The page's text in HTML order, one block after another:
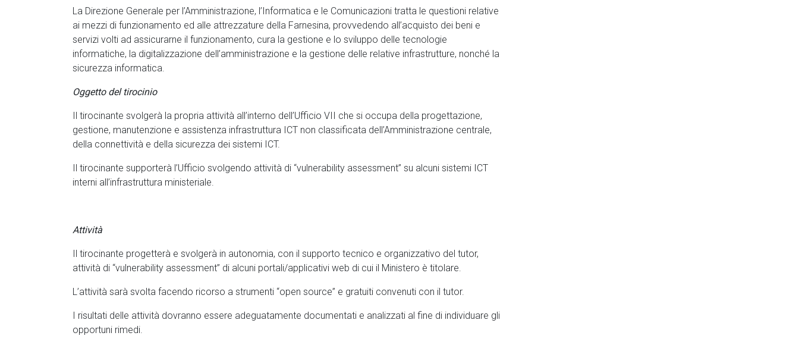
La Direzione Generale per l’Amministrazione, l’Informatica e le Comunicazioni tratta le questioni relative
ai mezzi di funzionamento ed alle attrezzature della Farnesina, provvedendo all’acquisto dei beni e
servizi volti ad assicurarne il funzionamento, cura la gestione e lo sviluppo delle tecnologie
informatiche, la digitalizzazione dell’amministrazione e la gestione delle relative infrastrutture, nonché la
sicurezza informatica.
Oggetto del tirocinio
Il tirocinante svolgerà la propria attività all’interno dell’Ufficio VII che si occupa della progettazione,
gestione, manutenzione e assistenza infrastruttura ICT non classificata dell’Amministrazione centrale,
della connettività e della sicurezza dei sistemi ICT.
Il tirocinante supporterà l’Ufficio svolgendo attività di “vulnerability assessment” su alcuni sistemi ICT
interni all’infrastruttura ministeriale.
Attività
Il tirocinante progetterà e svolgerà in autonomia, con il supporto tecnico e organizzativo del tutor,
attività di “vulnerability assessment” di alcuni portali/applicativi web di cui il Ministero è titolare.
L’attività sarà svolta facendo ricorso a strumenti “open source” e gratuiti convenuti con il tutor.
I risultati delle attività dovranno essere adeguatamente documentati e analizzati al fine di individuare gli
opportuni rimedi.